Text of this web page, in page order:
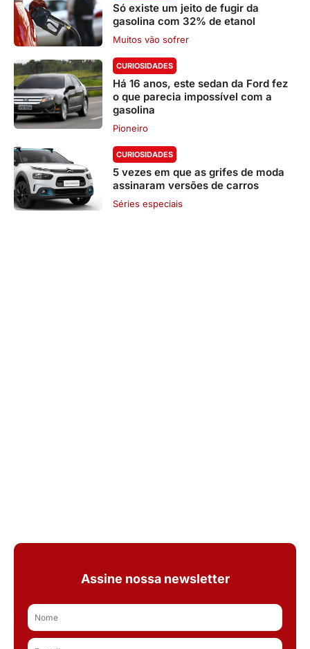
Só existe um jeito de fugir da
gasolina com 32% de etanol
Muitos vão sofrer
CURIOSIDADES
Há 16 anos, este sedan da Ford fez
o que parecia impossível com a
gasolina
Pioneiro
CURIOSIDADES
5 vezes em que as grifes de moda
assinaram versões de carros
Séries especiais
Assine nossa newsletter